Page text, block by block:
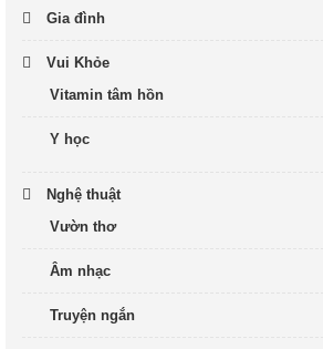
Gia đình
Vui Khỏe
Vitamin tâm hồn
Y học
Nghệ thuật
Vườn thơ
Âm nhạc
Truyện ngắn